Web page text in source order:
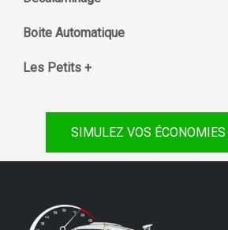
Boite Automatique
Les Petits +
SIMULEZ VOS ÉCONOMIES